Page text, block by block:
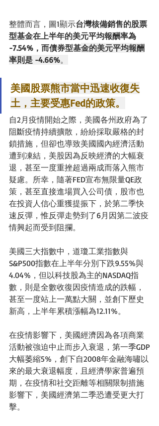
整體而言，圖1顯示台灣核備銷售的股票
型基金在上半年的美元平均報酬率為
-7.54%，而債券型基金的美元平均報酬
率則是 -4.66%。
美國股票熊市當中迅速收復失
土，主要受惠Fed的政策。
自2月疫情開始之際，美國各州政府為了
阻斷疫情持續擴散，紛紛採取嚴格的封
鎖措施，但卻也導致美國國內經濟活動
遭到凍結，美股因為反映經濟的大幅衰
退，甚至一度重挫超過兩成而落入熊市
疑慮。所幸，隨著FED宣布無限量QE政
策，甚至直接進場買入公司債，股市也
在投資人信心重獲提振下，於第二季快
速反彈，惟反彈走勢到了6月因第二波疫
情興起而受到阻攔。
美國三大指數中，道瓊工業指數與
S&P500指數在上半年分別下跌9.55%與
4.04%，但以科技股為主的NASDAQ指
數，則是全數收復因疫情造成的跌幅，
甚至一度站上一萬點大關，並創下歷史
新高，上半年累積漲幅為12.11%。
在疫情影響下，美國經濟因為各項商業
活動被強迫中止而步入衰退，第一季GDP
大幅萎縮5%，創下自2008年金融海嘯以
來的最大衰退幅度，且經濟學家普遍預
期，在疫情和社交距離等相關限制措施
影響下，美國經濟第二季恐遭受更大打
擊。